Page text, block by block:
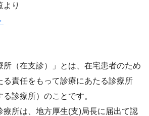
より
所（在支診）」とは、在宅患者のため
る責任をもって診療にあたる診療所
る診療所）のことです。
療所は、地方厚生(支)局長に届出て認